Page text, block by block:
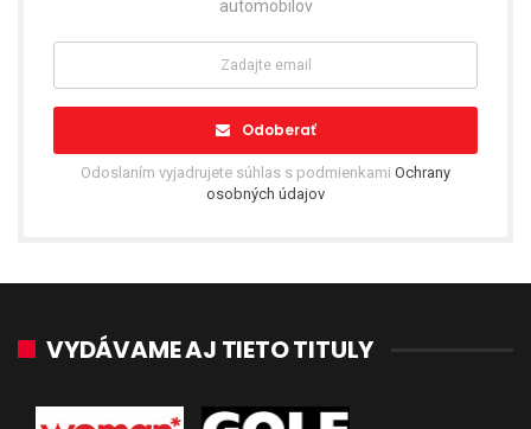
automobilov
Odoberať
Odoslaním vyjadrujete súhlas s podmienkami Ochrany
osobných údajov
VYDÁVAME AJ TIETO TITULY